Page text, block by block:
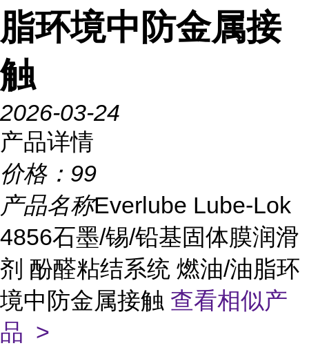
脂环境中防金属接
触
2026-03-24
产品详情
价格： 99
产品名称Everlube Lube-Lok
4856石墨/锡/铅基固体膜润滑
剂 酚醛粘结系统 燃油/油脂环
境中防金属接触 查看相似产
品 >